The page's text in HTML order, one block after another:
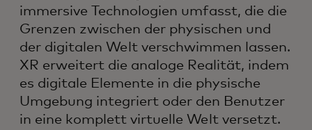
immersive Technologien umfasst, die die
Grenzen zwischen der physischen und
der digitalen Welt verschwimmen lassen.
XR erweitert die analoge Realität, indem
es digitale Elemente in die physische
Umgebung integriert oder den Benutzer
in eine komplett virtuelle Welt versetzt.